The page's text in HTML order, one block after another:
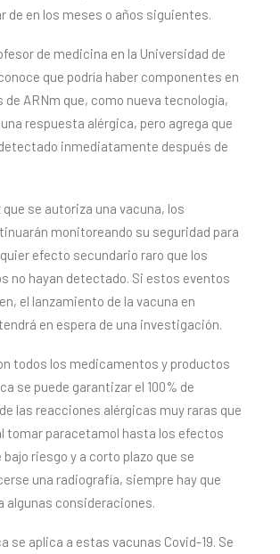
de en los meses o años siguientes.
de medicina en la Universidad de
que podría haber componentes en
ARNm que, como nueva tecnología,
respuesta alérgica, pero agrega que
inmediatamente después de
que se autoriza una vacuna, los
monitoreando su seguridad para
efecto secundario raro que los
no hayan detectado. Si estos eventos
el lanzamiento de la vacuna en
en espera de una investigación.
todos los medicamentos y productos
se puede garantizar el 100% de
las reacciones alérgicas muy raras que
tomar paracetamol hasta los efectos
riesgo y a corto plazo que se
una radiografía, siempre hay que
algunas consideraciones.
se aplica a estas vacunas Covid-19. Se